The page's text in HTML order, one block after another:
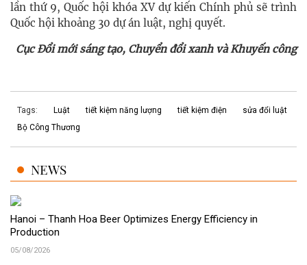
lần thứ 9, Quốc hội khóa XV dự kiến Chính phủ sẽ trình
Quốc hội khoảng 30 dự án luật, nghị quyết.
Cục Đổi mới sáng tạo, Chuyển đổi xanh và Khuyến công
Tags: Luật tiết kiệm năng lượng tiết kiệm điện
sửa đổi luật
Bộ Công Thương
NEWS
Hanoi – Thanh Hoa Beer Optimizes Energy Efficiency in
Production
05/08/2026